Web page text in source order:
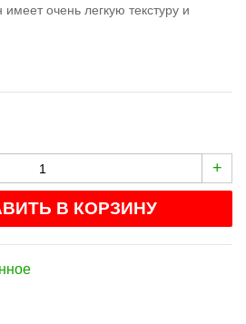
очень легкую текстуру и
+
В КОРЗИНУ